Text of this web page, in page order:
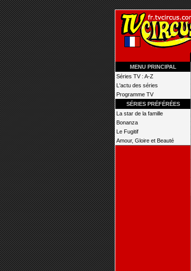
MENU PRINCIPAL
Séries TV : A-Z
L'actu des séries
Programme TV
SÉRIES PRÉFÉRÉES
La star de la famille
Bonanza
Le Fugitif
Amour, Gloire et Beauté